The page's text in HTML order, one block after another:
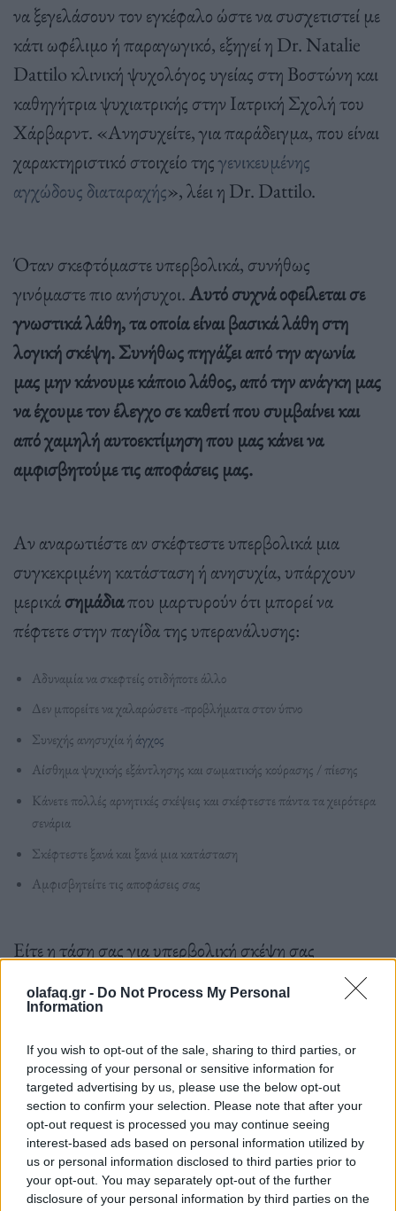
olafaq.gr - Do Not Process My Personal
Information
If you wish to opt-out of the sale, sharing to third parties, or
processing of your personal or sensitive information for
targeted advertising by us, please use the below opt-out
section to confirm your selection. Please note that after your
opt-out request is processed you may continue seeing
interest-based ads based on personal information utilized by
us or personal information disclosed to third parties prior to
your opt-out. You may separately opt-out of the further
disclosure of your personal information by third parties on the
να ξεγελάσουν τον εγκέφαλο ώστε να συσχετιστεί με
κάτι ωφέλιμο ή παραγωγικό, εξηγεί η Dr. Natalie
Dattilo κλινική ψυχολόγος υγείας στη Βοστώνη και
καθηγήτρια ψυχιατρικής στην Ιατρική Σχολή του
Χάρβαρντ. «Ανησυχείτε, για παράδειγμα, που είναι
χαρακτηριστικό στοιχείο τηςγενικευμένης
αγχώδους διαταραχής», λέει η Dr. Dattilo.
Όταν σκεφτόμαστε υπερβολικά, συνήθως
γινόμαστε πιο ανήσυχοι.Αυτό συχνά οφείλεται σε
γνωστικά λάθη, τα οποία είναι βασικά λάθη στη
λογική σκέψη. Συνήθως πηγάζει από την αγωνία
μας μην κάνουμε κάποιο λάθος, από την ανάγκη μας
να έχουμε τον έλεγχο σε καθετί που συμβαίνει και
από χαμηλή αυτοεκτίμηση που μας κάνει να
αμφισβητούμε τις αποφάσεις μας.
Αν αναρωτιέστε αν σκέφτεστε υπερβολικά μια
συγκεκριμένη κατάσταση ή ανησυχία, υπάρχουν
μερικάσημάδιαπου μαρτυρούν ότι μπορεί να
πέφτετε στην παγίδα της υπερανάλυσης:
Αδυναμία να σκεφτείς οτιδήποτε άλλο
Δεν μπορείτε να χαλαρώσετε -προβλήματα στον ύπνο
Συνεχής ανησυχία ή άγχος
Αίσθημα ψυχικής εξάντλησης και σωματικής κούρασης / πίεσης
Κάνετε πολλές αρνητικές σκέψεις και σκέφτεστε πάντα τα χειρότερα
σενάρια
Σκέφτεστε ξανά και ξανά μια κατάσταση
Αμφισβητείτε τις αποφάσεις σας
Είτε η τάση σας για υπερβολική σκέψη σας
μεταφέρει στο παρελθόν είτε επικεντρώνεται στο
μέλλον, υπάρχουν θετικοί τρόποι για να
αγχώνεστε λιγότερο. Η εύρεση τρόπων για να
τερματίσετε την υπερβολική σκέψη μπορεί να σας
βοηθήσει να αναλάβετε δράση στη ζωή σας και να
μην σκέφτεστε απλώς πράγματα που σας ενοχλούν.